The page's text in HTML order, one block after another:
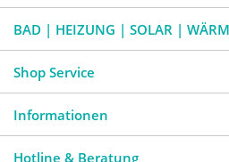
BAD | HEIZUNG | SOLAR |
Shop Service
Informationen
Hotline & Beratung